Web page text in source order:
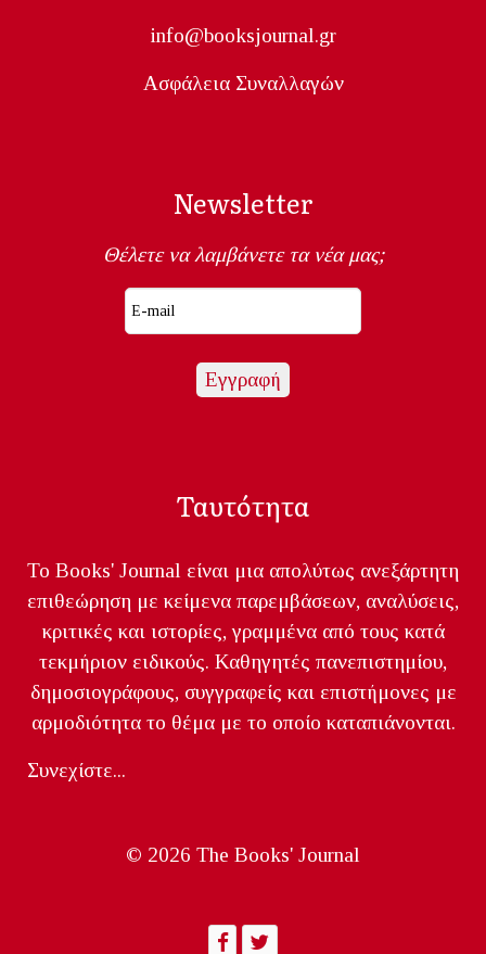
info@booksjournal.gr
Ασφάλεια Συναλλαγών
Newsletter
Θέλετε να λαμβάνετε τα νέα μας;
Ταυτότητα
Το Books' Journal είναι μια απολύτως ανεξάρτητη
επιθεώρηση με κείμενα παρεμβάσεων, αναλύσεις,
κριτικές και ιστορίες, γραμμένα από τους κατά
τεκμήριον ειδικούς. Καθηγητές πανεπιστημίου,
δημοσιογράφους, συγγραφείς και επιστήμονες με
αρμοδιότητα το θέμα με το οποίο καταπιάνονται.
Συνεχίστε...
© 2026 The Books' Journal